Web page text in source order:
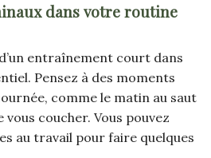
dans votre routine
entraînement court dans
Pensez à des moments
comme le matin au saut
coucher. Vous pouvez
au travail pour faire quelques